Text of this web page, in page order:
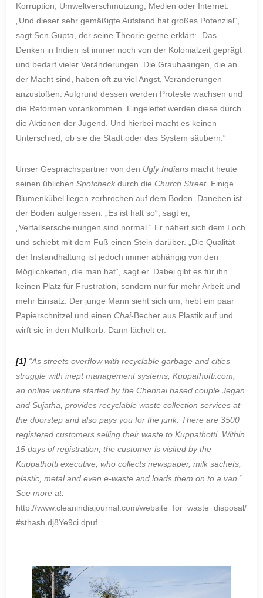
Korruption, Umweltverschmutzung, Medien oder Internet.
„Und dieser sehr gemäßigte Aufstand hat großes Potenzial“,
sagt Sen Gupta, der seine Theorie gerne erklärt: „Das
Denken in Indien ist immer noch von der Kolonialzeit geprägt
und bedarf vieler Veränderungen. Die Grauhaarigen, die an
der Macht sind, haben oft zu viel Angst, Veränderungen
anzustoßen. Aufgrund dessen werden Proteste wachsen und
die Reformen vorankommen. Eingeleitet werden diese durch
die Aktionen der Jugend. Und hierbei macht es keinen
Unterschied, ob sie die Stadt oder das System säubern.“
Unser Gesprächspartner von den Ugly Indians macht heute
seinen üblichenSpotcheck durch dieChurch Street. Einige
Blumenkübel liegen zerbrochen auf dem Boden. Daneben ist
der Boden aufgerissen. „Es ist halt so“, sagt er,
„Verfallserscheinungen sind normal.“ Er nähert sich dem Loch
und schiebt mit dem Fuß einen Stein darüber. „Die Qualität
der Instandhaltung ist jedoch immer abhängig von den
Möglichkeiten, die man hat“, sagt er. Dabei gibt es für ihn
keinen Platz für Frustration, sondern nur für mehr Arbeit und
mehr Einsatz. Der junge Mann sieht sich um, hebt ein paar
Papierschnitzel und einenChai-Becher aus Plastik auf und
wirft sie in den Müllkorb. Dann lächelt er.
[1] “As streets overflow with recyclable garbage and cities
struggle with inept management systems, Kuppathotti.com,
an online venture started by the Chennai based couple Jegan
and Sujatha, provides recyclable waste collection services at
the doorstep and also pays you for the junk. There are 3500
registered customers selling their waste to Kuppathotti. Within
15 days of registration, the customer is visited by the
Kuppathotti executive, who collects newspaper, milk sachets,
plastic, metal and even e-waste and loads them on to a van.”
See more at:
http://www.cleanindiajournal.com/website_for_waste_disposal/
#sthash.dj8Ye9ci.dpuf